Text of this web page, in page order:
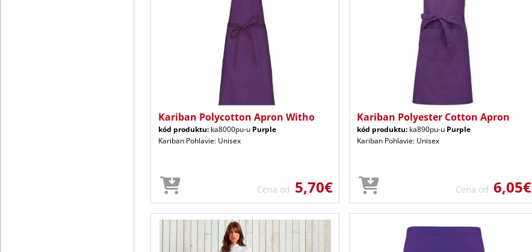
Kariban Polycotton Apron Witho
kód produktu: ka8000pu-u Purple
Kariban Pohlavie: Unisex
Cena od 5,70€
Kariban Polyester Cotton Apron
kód produktu: ka890pu-u Purple
Kariban Pohlavie: Unisex
Cena od 6,05€